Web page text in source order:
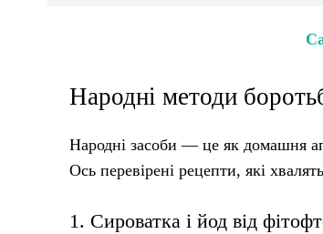
Народні методи
Народні засоби — це як домашня
Ось перевірені рецепти, які
1. Сироватка і йод від